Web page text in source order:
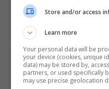
Patente da Sony
ÚLTIMAS NOTÍCIAS
Store and/or access
Learn more
Your personal data will be
your device (cookies, unique
data) may be stored by,
partners, or used specifically
may use precise geolocation